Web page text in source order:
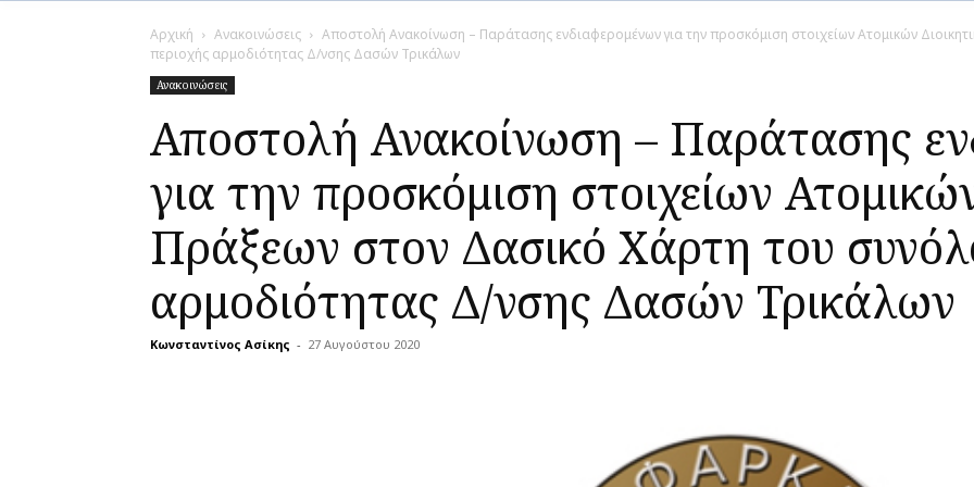
Αρχική Ανακοινώσεις
Αποστολή Ανακοίνωση – Παράτασης ενδιαφερομένων για την προσκόμιση στοιχείων Ατομικών
περιοχής αρμοδιότητας Δ/νσης Δασών Τρικάλων
Ανακοινώσεις
Αποστολή Ανακοίνωση – Παράτασης
για την προσκόμιση στοιχείων
Πράξεων στον Δασικό Χάρτη του
αρμοδιότητας Δ/νσης Δασών Τρικάλων
Κωνσταντίνος Ασίκης - 27 Αυγούστου 2020